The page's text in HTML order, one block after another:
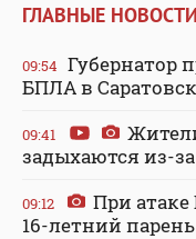
ГЛАВНЫЕ НОВОСТИ
09:54 Губернатор
БПЛА в
09:41
задыхаются из-
09:12
При
16-летний парень